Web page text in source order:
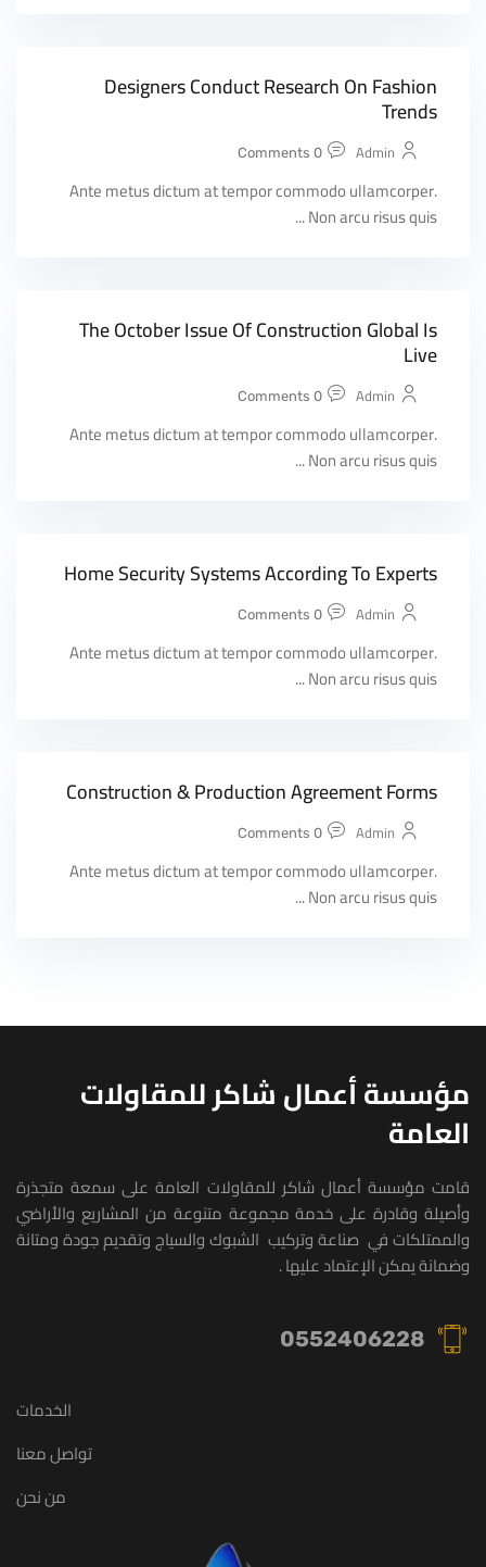
Designers Conduct Research On Fashion
Trends
Admin
0 Comments
Ante metus dictum at tempor commodo ullamcorper.
Non arcu risus quis ...
The October Issue Of Construction Global Is
Live
Admin
0 Comments
Ante metus dictum at tempor commodo ullamcorper.
Non arcu risus quis ...
Home Security Systems According To Experts
Admin
0 Comments
Ante metus dictum at tempor commodo ullamcorper.
Non arcu risus quis ...
Construction & Production Agreement Forms
Admin
0 Comments
Ante metus dictum at tempor commodo ullamcorper.
Non arcu risus quis ...
مؤسسة أعمال شاكر للمقاولات
العامة
قامت مؤسسة أعمالشاكر للمقاولات العامةعلى سمعة متجذرة
وأصيلة وقادرة على خدمة مجموعة متنوعة من المشاريع والأراضي
والممتلكات في صناعةوتركيب الشبوكوالسياجوتقديم جودة ومتانة
وضمانةيمكنالإعتمادعليها.
0552406228
الخدمات
تواصل معنا
من نحن